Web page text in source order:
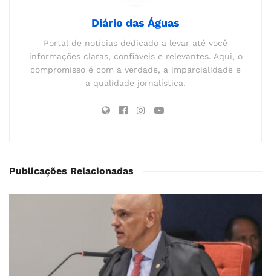
Diário das Águas
Portal de notícias dedicado a levar até você
informações claras, confiáveis e relevantes. Aqui, o
compromisso é com a verdade, a imparcialidade e
a qualidade jornalística.
Publicações Relacionadas